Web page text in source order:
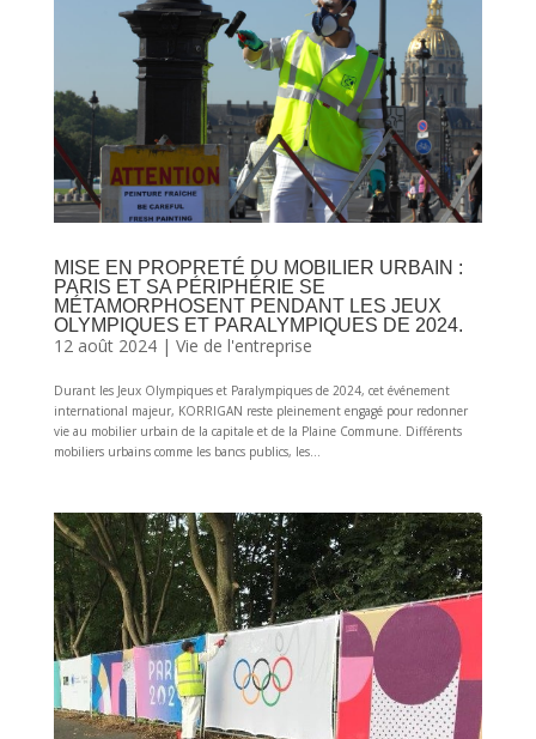
MISE EN PROPRETÉ DU MOBILIER URBAIN :
PARIS ET SA PÉRIPHÉRIE SE
MÉTAMORPHOSENT PENDANT LES JEUX
OLYMPIQUES ET PARALYMPIQUES DE 2024.
12 août 2024| Vie de l'entreprise
Durant les Jeux Olympiques et Paralympiques de 2024, cet événement
international majeur, KORRIGAN reste pleinement engagé pour redonner
vie au mobilier urbain de la capitale et de la Plaine Commune. Différents
mobiliers urbains comme les bancs publics, les...